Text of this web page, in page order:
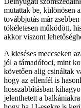
mutattak be, különösen
továbbjutás már
tökéletesen működött,
akkor viszont
A kieséses meccseken
jól a támadófoci, mint
követően alig csináltak
hogy az ellenfél is
hosszabbításban
jelenthetett a